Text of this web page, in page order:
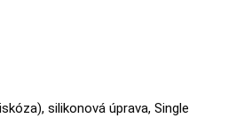
silikonová úprava, Single